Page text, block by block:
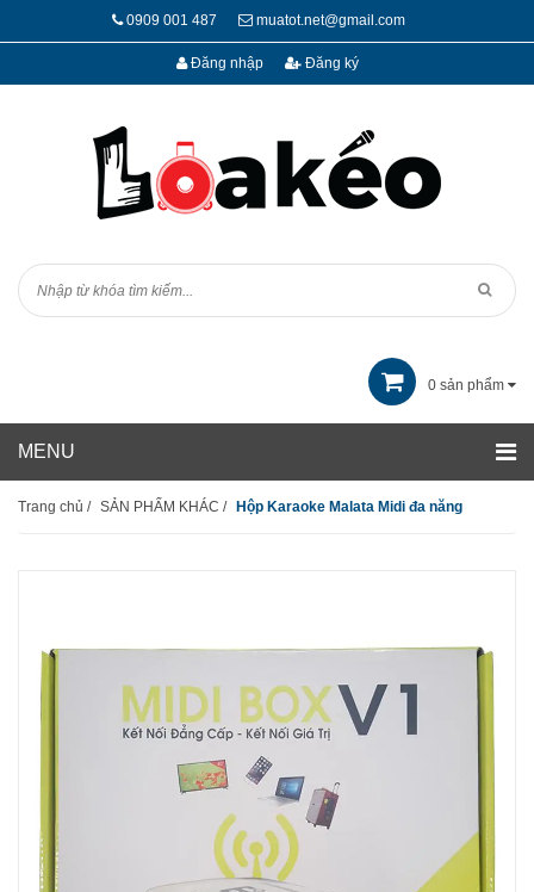
0909 001 487 muatot.net@gmail.com
Đăng nhập Đăng ký
0 sản phẩm
Trang chủ / SẢN PHẨM KHÁC / Hộp Karaoke Malata Midi đa năng